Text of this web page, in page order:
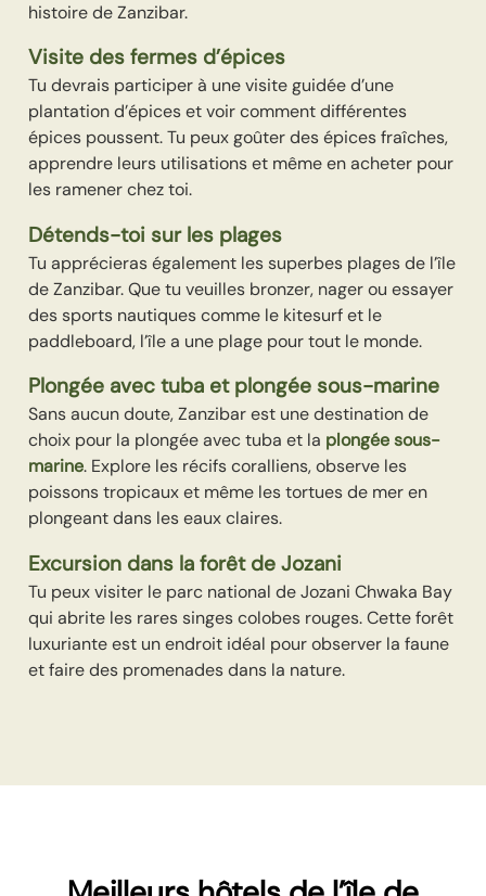
histoire de Zanzibar.
Visite des fermes d’épices
Tu devrais participer à une visite guidée d’une
plantation d’épices et voir comment différentes
épices poussent. Tu peux goûter des épices fraîches,
apprendre leurs utilisations et même en acheter pour
les ramener chez toi.
Détends-toi sur les plages
Tu apprécieras également les superbes plages de l’île
de Zanzibar. Que tu veuilles bronzer, nager ou essayer
des sports nautiques comme le kitesurf et le
paddleboard, l’île a une plage pour tout le monde.
Plongée avec tuba et plongée sous-marine
Sans aucun doute, Zanzibar est une destination de
choix pour la plongée avec tuba et la plongée sous-
marine. Explore les récifs coralliens, observe les
poissons tropicaux et même les tortues de mer en
plongeant dans les eaux claires.
Excursion dans la forêt de Jozani
Tu peux visiter le parc national de Jozani Chwaka Bay
qui abrite les rares singes colobes rouges. Cette forêt
luxuriante est un endroit idéal pour observer la faune
et faire des promenades dans la nature.